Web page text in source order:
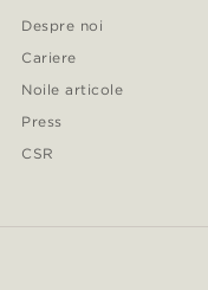
Despre noi
Cariere
Noile articole
Press
CSR